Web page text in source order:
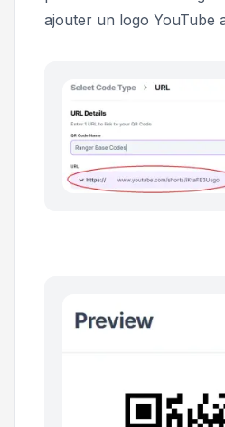
ajouter un logo YouTube